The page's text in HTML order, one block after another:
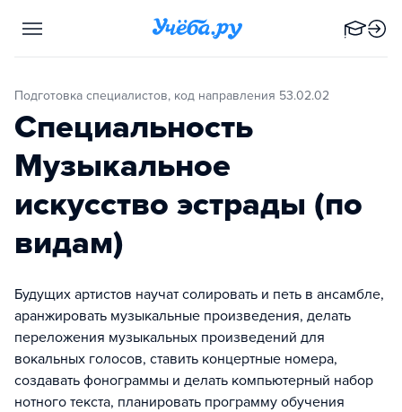
Подготовка специалистов, код направления 53.02.02
Специальность
Музыкальное
искусство эстрады (по
видам)
Будущих артистов научат солировать и петь в ансамбле,
аранжировать музыкальные произведения, делать
переложения музыкальных произведений для
вокальных голосов, ставить концертные номера,
создавать фонограммы и делать компьютерный набор
нотного текста, планировать программу обучения